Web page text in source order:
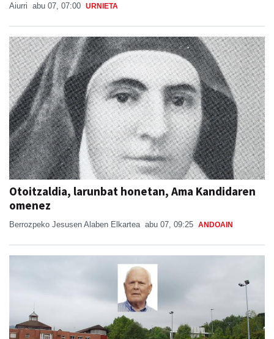
Aiurri abu 07, 07:00 URNIETA
Otoitzaldia, larunbat honetan, Ama Kandidaren
omenez
Berrozpeko Jesusen Alaben Elkartea abu 07, 09:25 ANDOAIN